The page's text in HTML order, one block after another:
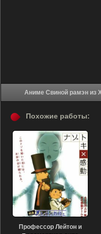
Похожие работы:
Профессор Лейтон и